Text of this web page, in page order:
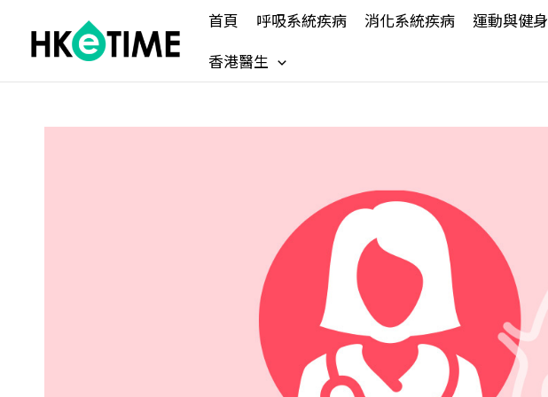
content
首頁 呼吸系統疾病 消化系統疾病 運動與健身
香港醫生